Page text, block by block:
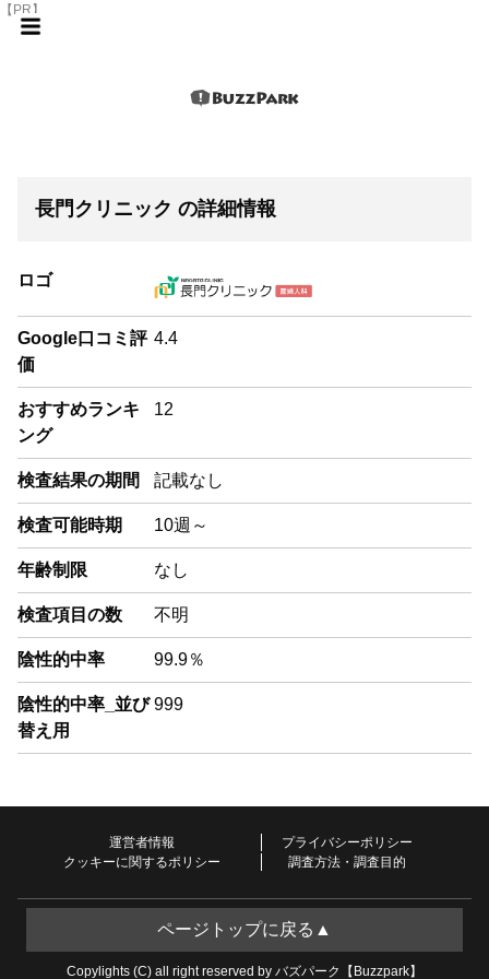
【PR】
長門クリニック の詳細情報
ロゴ
Google口コミ評
価
4.4
おすすめランキ
ング
12
検査結果の期間 記載なし
検査可能時期 10週～
年齢制限 なし
検査項目の数 不明
陰性的中率 99.9％
陰性的中率_並び
替え用
999
運営者情報
プライバシーポリシー
クッキーに関するポリシー
調査方法・調査目的
ページトップに戻る▲
Copylights (C) all right reserved by バズパーク【Buzzpark】